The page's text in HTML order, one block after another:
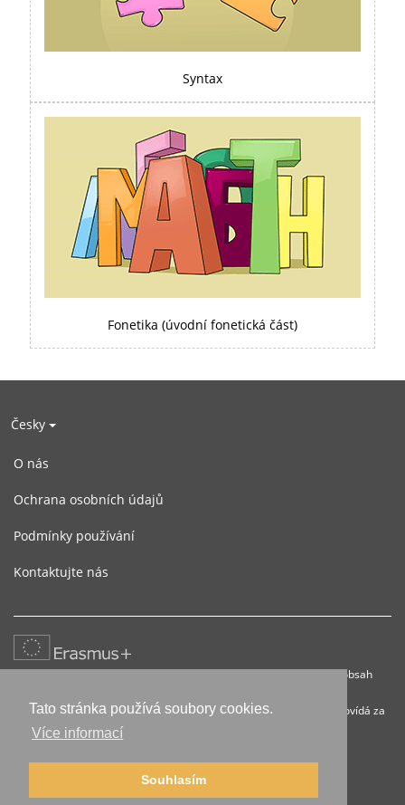
Tato stránka používá soubory cookies.
Více informací
Souhlasím
Syntax
Fonetika (úvodní fonetická část)
Česky
O nás
Ochrana osobních údajů
Podmínky používání
Kontaktujte nás
Tento projekt byl realizován za nanční podpory Evropské unie. Za obsah
nereprezentují názory Evropské komise a Evropská komise neodpovídá za
použití informací, jež jsou jejich obsahem.
© 2016-2026 russky.info |Impressum